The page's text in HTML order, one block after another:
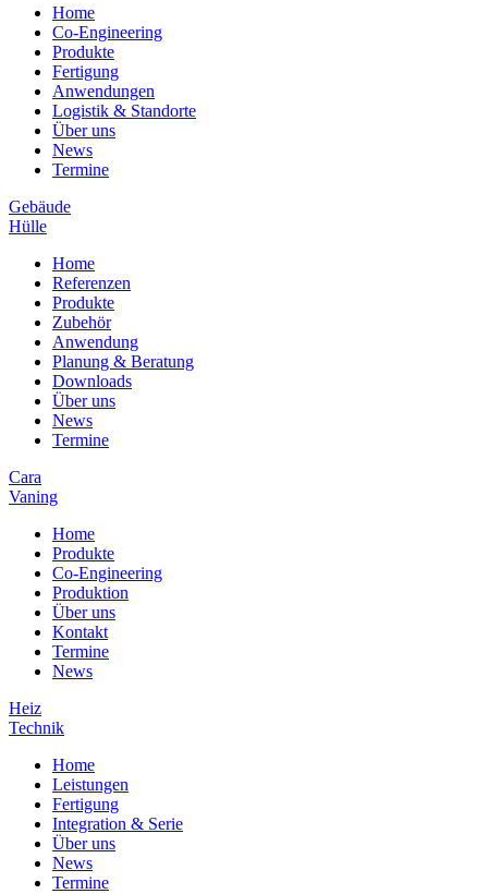
Home
Co-Engineering
Produkte
Fertigung
Anwendungen
Logistik & Standorte
Über uns
News
Termine
Gebäude
Hülle
Home
Referenzen
Produkte
Zubehör
Anwendung
Planung & Beratung
Downloads
Über uns
News
Termine
Cara
Vaning
Home
Produkte
Co-Engineering
Produktion
Über uns
Kontakt
Termine
News
Heiz
Technik
Home
Leistungen
Fertigung
Integration & Serie
Über uns
News
Termine